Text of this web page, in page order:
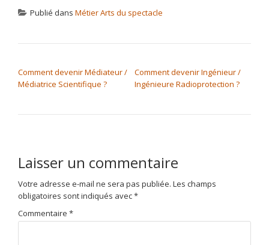
Publié dans Métier Arts du spectacle
Comment devenir Médiateur /
Médiatrice Scientifique ?
Comment devenir Ingénieur /
Ingénieure Radioprotection ?
Laisser un commentaire
Votre adresse e-mail ne sera pas publiée. Les champs
obligatoires sont indiqués avec*
Commentaire *